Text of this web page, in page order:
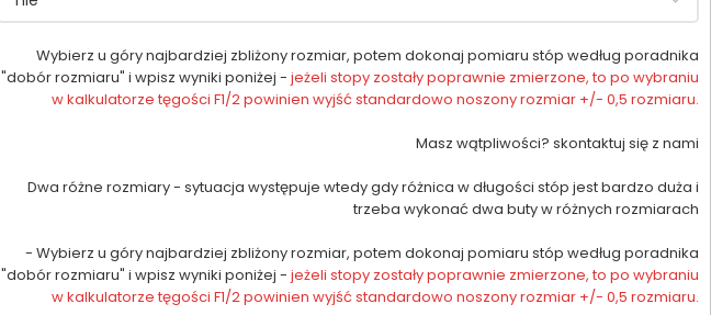
Wybierz u góry najbardziej zbliżony rozmiar, potem dokonaj pomiaru stóp według poradnika
"dobór rozmiaru" i wpisz wyniki poniżej - jeżeli stopy zostały poprawnie zmierzone, to po wybraniu
w kalkulatorze tęgości F1/2 powinien wyjść standardowo noszony rozmiar +/- 0,5 rozmiaru.
Masz wątpliwości? skontaktuj się z nami
Dwa różne rozmiary - sytuacja występuje wtedy gdy różnica w długości stóp jest bardzo duża i
trzeba wykonać dwa buty w różnych rozmiarach
- Wybierz u góry najbardziej zbliżony rozmiar, potem dokonaj pomiaru stóp według poradnika
"dobór rozmiaru" i wpisz wyniki poniżej - jeżeli stopy zostały poprawnie zmierzone, to po wybraniu
w kalkulatorze tęgości F1/2 powinien wyjść standardowo noszony rozmiar +/- 0,5 rozmiaru.